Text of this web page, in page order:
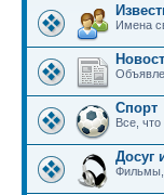
Имена
Спорт
Все, что
Досуг
Фильмы,